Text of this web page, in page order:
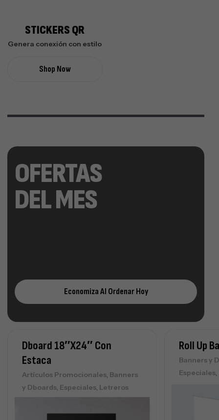
STICKERS QR
Genera conexión con estilo
Shop Now
OFERTAS
DEL MES
Economiza Al Ordenar Hoy
Dboard 18″x24″ Con
Estaca
Artículos Promocionales, Banners
y Dboards, Especiales, Letreros
Roll Up
Banners y
Especiales,